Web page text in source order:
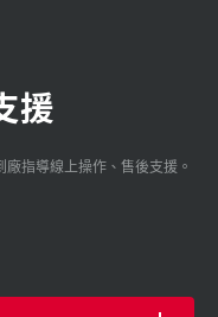
援
指導線上操作、售後支援。